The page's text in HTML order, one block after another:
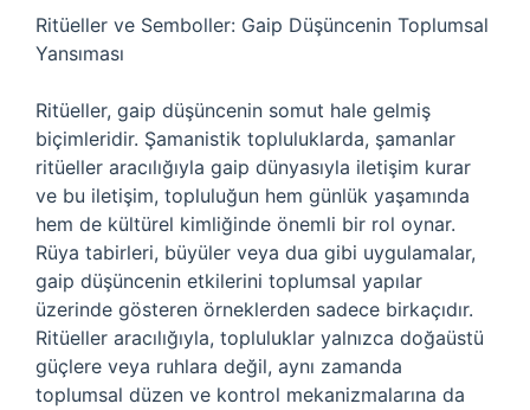
Ritüeller ve Semboller: Gaip Düşüncenin Toplumsal
Yansıması
Ritüeller, gaip düşüncenin somut hale gelmiş
biçimleridir. Şamanistik topluluklarda, şamanlar
ritüeller aracılığıyla gaip dünyasıyla iletişim kurar
ve bu iletişim, topluluğun hem günlük yaşamında
hem de kültürel kimliğinde önemli bir rol oynar.
Rüya tabirleri, büyüler veya dua gibi uygulamalar,
gaip düşüncenin etkilerini toplumsal yapılar
üzerinde gösteren örneklerden sadece birkaçıdır.
Ritüeller aracılığıyla, topluluklar yalnızca doğaüstü
güçlere veya ruhlara değil, aynı zamanda
toplumsal düzen ve kontrol mekanizmalarına da